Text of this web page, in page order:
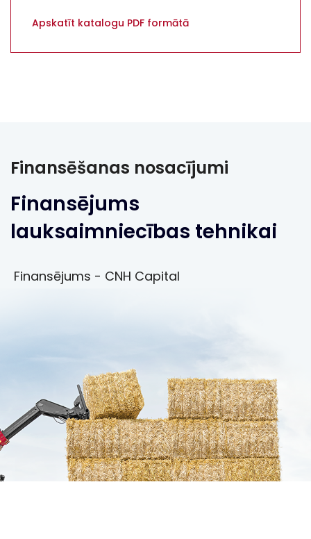
Apskatīt katalogu PDF formātā
Finansēšanas nosacījumi
Finansējums
lauksaimniecības tehnikai
Finansējums - CNH Capital